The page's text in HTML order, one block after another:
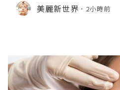
美麗新世界 2小時前